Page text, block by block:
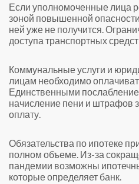
Если уполномоченные лица
зоной повышенной
ней уже не получится.
доступа транспортных
Коммунальные услуги и
лицам необходимо
Единственными
начисление пени и штрафов
оплату.
Обязательства по ипотеке
полном объеме. Из-за
пандемии возможны
которые определяет банк.